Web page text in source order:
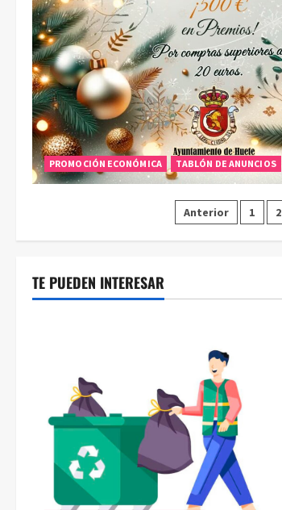
PROMOCIÓN ECONÓMICA TABLÓN DE ANUNCIOS
Paginación
de
Anterior 1 2
TE PUEDEN INTERESAR